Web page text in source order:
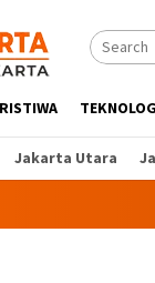
Jakarta Utara